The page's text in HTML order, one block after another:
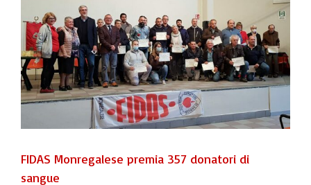
Image
FIDAS Monregalese premia 357 donatori di
sangue